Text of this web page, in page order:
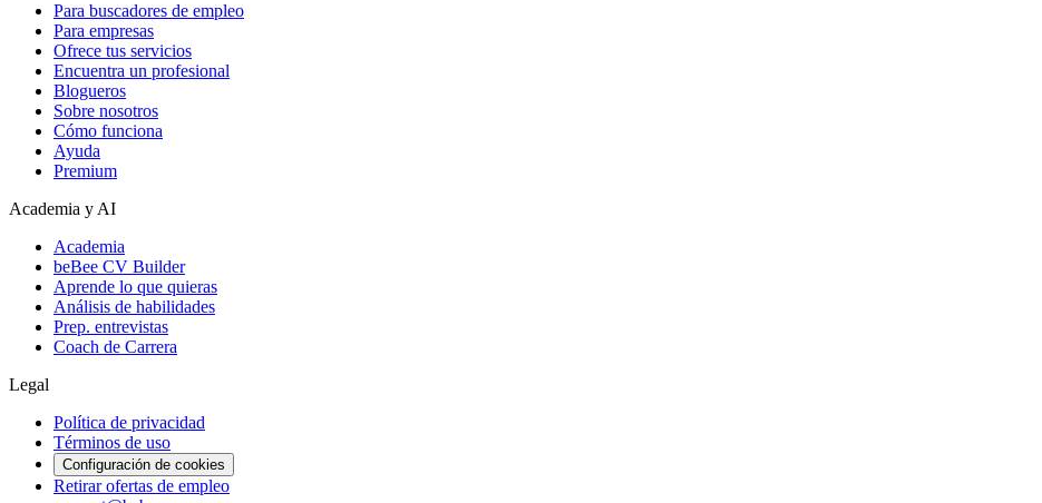
Para buscadores de empleo
Para empresas
Ofrece tus servicios
Encuentra un profesional
Blogueros
Sobre nosotros
Cómo funciona
Ayuda
Premium
Academia y AI
Academia
beBee CV Builder
Aprende lo que quieras
Análisis de habilidades
Prep. entrevistas
Coach de Carrera
Legal
Política de privacidad
Términos de uso
Configuración de cookies
Retirar ofertas de empleo